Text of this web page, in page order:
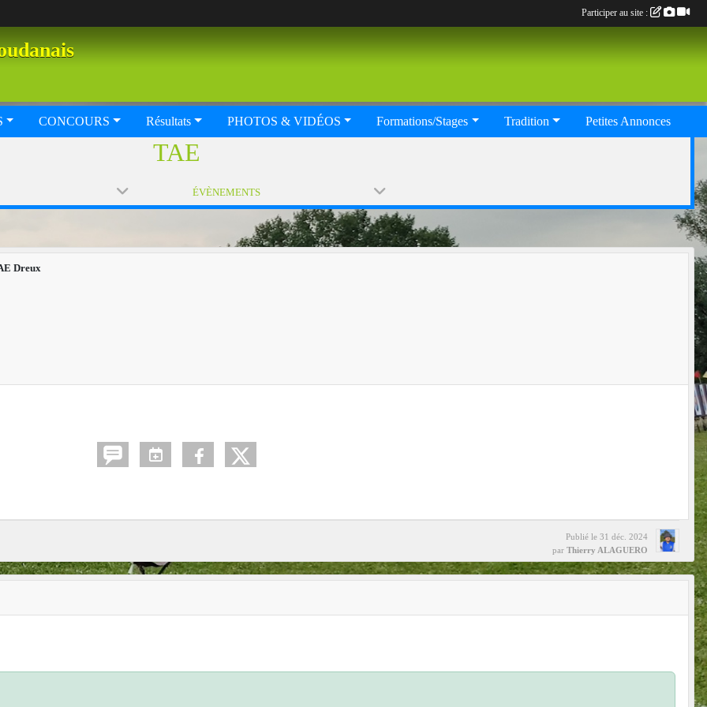
CONCOURS Résultats PHOTOS & VIDÉOS Formations/Stages Tradition Petites Annonces
TAE
ÉVÈNEMENTS
Dreux
Publié le 31 déc. 2024
par Thierry ALAGUERO
Participer au site :